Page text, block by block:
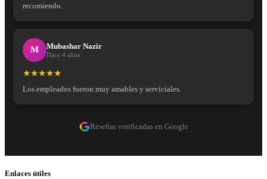
recomiendo.
M Mubashar Nazir
Hace 4 años
★★★★★
Los empleados fueron muy amables y serviciales.
Reseñas verificadas en Google
Enlaces útiles